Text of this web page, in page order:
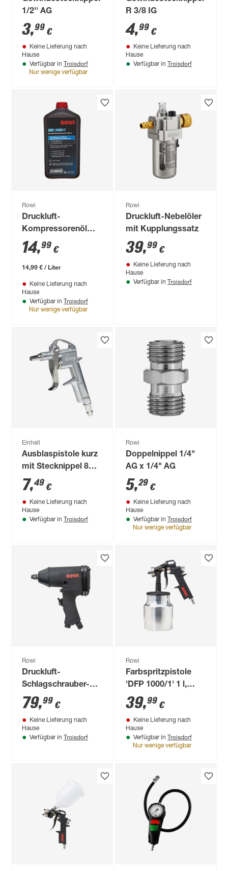
1/2'' AG
3,99 €
Keine Lieferung nach
Hause
Verfügbar in Troisdorf
Nur wenige verfügbar
R 3/8 IG
4,99 €
Keine Lieferung nach
Hause
Verfügbar in Troisdorf
Rowi
Druckluft-
Kompressorenöl
1000 ml
14,99 €
14,99 € / Liter
Keine Lieferung nach
Hause
Verfügbar in Troisdorf
Nur wenige verfügbar
Rowi
Druckluft-Nebelöler
mit Kupplungssatz
39,99 €
Keine Lieferung nach
Hause
Verfügbar in Troisdorf
Einhell
Ausblaspistole kurz
mit Stecknippel 8
bar
7,49 €
Keine Lieferung nach
Hause
Verfügbar in Troisdorf
Rowi
Doppelnippel 1/4"
AG x 1/4" AG
5,29 €
Keine Lieferung nach
Hause
Verfügbar in Troisdorf
Nur wenige verfügbar
Rowi
Druckluft-
Schlagschrauber-
Set 'DSS 16/1 Set'
16-teilig
79,99 €
Keine Lieferung nach
Hause
Verfügbar in Troisdorf
Rowi
Farbspritzpistole
'DFP 1000/1' 1 l,
130-250 l/min
39,99 €
Keine Lieferung nach
Hause
Verfügbar in Troisdorf
Nur wenige verfügbar